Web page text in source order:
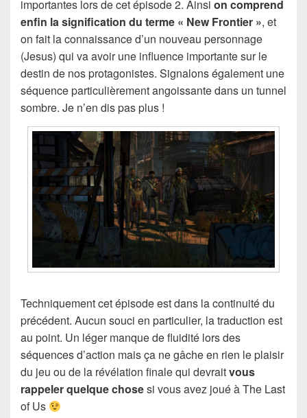
importantes lors de cet épisode 2. Ainsi on comprend
enfin la signification du terme « New Frontier », et
on fait la connaissance d’un nouveau personnage
(Jesus) qui va avoir une influence importante sur le
destin de nos protagonistes. Signalons également une
séquence particulièrement angoissante dans un tunnel
sombre. Je n’en dis pas plus !
Techniquement cet épisode est dans la continuité du
précédent. Aucun souci en particulier, la traduction est
au point. Un léger manque de fluidité lors des
séquences d’action mais ça ne gâche en rien le plaisir
du jeu ou de la révélation finale qui devraitvous
rappeler quelque chosesi vous avez joué à The Last
of Us